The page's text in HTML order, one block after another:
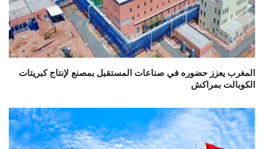
المغرب يعزز حضوره في صناعات المستقبل بمصنع لإنتاج كبريتات
الكوبالت بمراكش